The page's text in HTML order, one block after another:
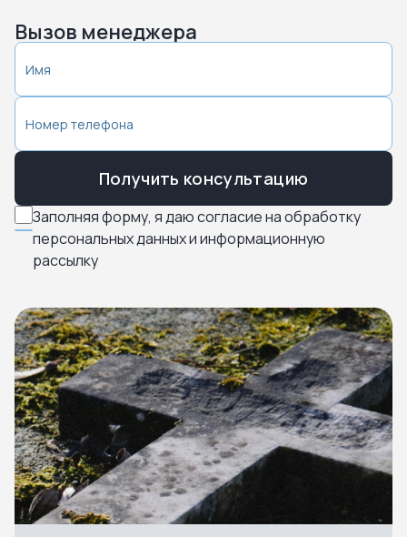
Вызов менеджера
Заполняя форму, я даю согласие на обработку
персональных данных и информационную
рассылку
Получить консультацию